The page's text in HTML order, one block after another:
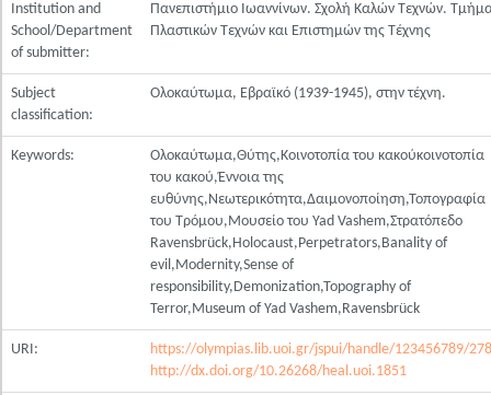
Institution and
School/Department
of submitter:
Πανεπιστήμιο Ιωαννίνων. Σχολή Καλών Τεχνών.
Πλαστικών Τεχνών και Επιστημών της Τέχνης
Subject
classification:
Ολοκαύτωμα, Εβραϊκό (1939-1945), στην τέχνη.
Keywords:
Ολοκαύτωμα,Θύτης,Κοινοτοπία του κακούκοινοτοπία
του κακού,Έννοια της
ευθύνης,Νεωτερικότητα,Δαιμονοποίηση,Τοπογραφία
του Τρόμου,Μουσείο του Yad Vashem,Στρατόπεδο
Ravensbrück,Holocaust,Perpetrators,Banality of
evil,Modernity,Sense of
responsibility,Demonization,Topography of
Terror,Museum of Yad Vashem,Ravensbrück
URI:
https://olympias.lib.uoi.gr/jspui/handle/123456789/
http://dx.doi.org/10.26268/heal.uoi.1851